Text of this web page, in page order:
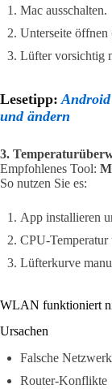
Mac ausschalten.
Unterseite
Lüfter vorsichtig
Lesetipp:
und ändern
3.
Empfohlenes Tool:
So nutzen Sie es:
App installieren
CPU-Temperatur
Lüfterkurve
WLAN funktioniert
Ursachen
Falsche
Router-Konflikte